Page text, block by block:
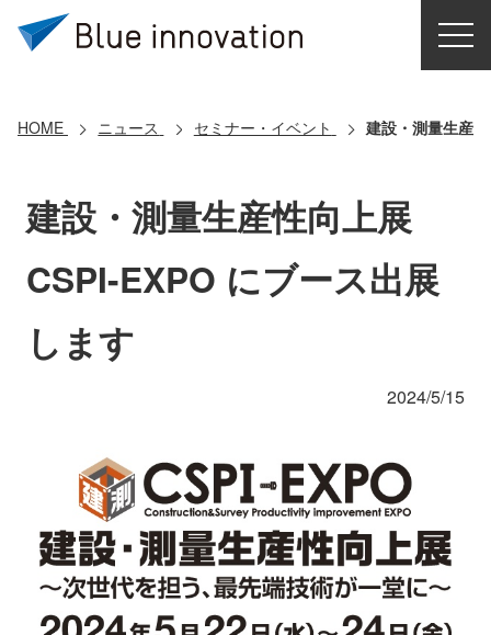
導入事例
コアテクノロジー
会社情報 ニュース
採用情報 資料ダウンロード
HOME ニュース セミナー・イベント 建設・測量生産
建設・測量生産性向上展
CSPI-EXPO にブース出展
します
2024/5/15